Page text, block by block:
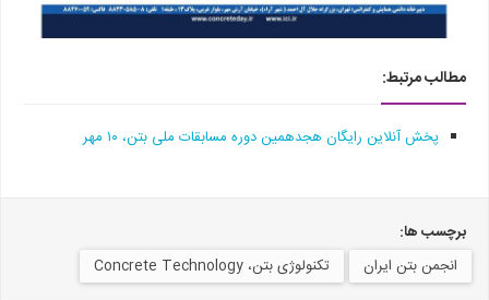
مطالب مرتبط:
پخش آنلاین رایگان هجدهمین دوره مسابقات ملی بتن، ۱۰ مهر
برچسب ها:
انجمن بتن ایران
تکنولوژی بتن، Concrete Technology